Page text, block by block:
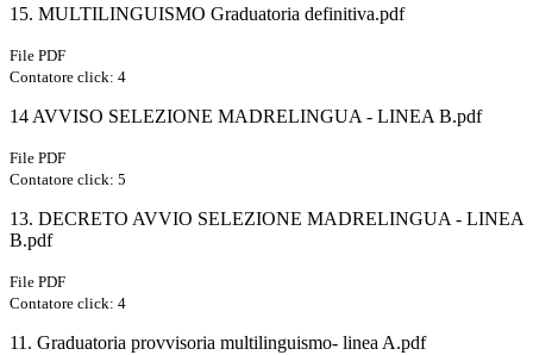
15. MULTILINGUISMO Graduatoria definitiva.pdf
File PDF
Contatore click: 4
14 AVVISO SELEZIONE MADRELINGUA - LINEA B.pdf
File PDF
Contatore click: 5
13. DECRETO AVVIO SELEZIONE MADRELINGUA - LINEA
B.pdf
File PDF
Contatore click: 4
11. Graduatoria provvisoria multilinguismo- linea A.pdf